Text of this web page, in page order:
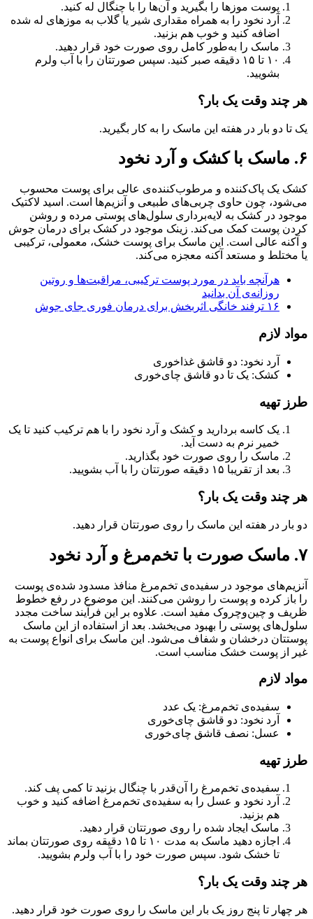
پوست موزها را بگیرید و آن‌ها را با چنگال له کنید.
آرد نخود را به همراه مقداری شیر یا گلاب به موزهای له شده
اضافه کنید و خوب هم بزنید.
ماسک را به‌طور کامل روی صورت خود قرار دهید.
۱۰ تا ۱۵ دقیقه صبر کنید. سپس صورتتان را با آب ولرم
بشویید.
هر چند وقت یک بار؟
یک تا دو بار در هفته این ماسک را به کار بگیرید.
۶. ماسک با کشک و آرد نخود
کشک یک پاک‌کننده‌ و مرطوب‌کننده‌ی عالی برای پوست محسوب
می‌شود، چون حاوی چربی‌های طبیعی و آنزیم‌ها است. اسید لاکتیک
موجود در کشک به لایه‌برداری سلول‌های پوستی مرده و روشن
کردن پوست کمک می‌کند. زینک موجود در کشک برای درمان جوش
و آکنه عالی است. این ماسک برای پوست خشک، معمولی، ترکیبی
یا مختلط و مستعد آکنه معجزه می‌کند.
هرآنچه باید در مورد پوست ترکیبی، مراقبت‌ها و روتین
روزانه‌‌ی آن بدانید
۱۶ ترفند خانگی اثربخش برای درمان فوری جای جوش
مواد لازم
آرد نخود: دو قاشق غذاخوری
کشک: یک تا دو قاشق چای‌خوری
طرز تهیه
یک کاسه بردارید و کشک و آرد نخود را با هم ترکیب کنید تا یک
خمیر نرم به دست آید.
ماسک را روی صورت خود بگذارید.
بعد از تقریبا ۱۵ دقیقه صورتتان را با آب بشویید.
هر چند وقت یک بار؟
دو بار در هفته این ماسک را روی صورتتان قرار دهید.
۷. ماسک صورت با تخم‌مرغ و آرد نخود
آنزیم‌های موجود در سفیده‌ی تخم‌مرغ منافذ مسدود شده‌ی پوست
را باز کرده و پوست را روشن می‌کنند. این موضوع در رفع خطوط
ظریف و چین‌وچروک مفید است. علاوه بر این فرآیند ساخت مجدد
سلول‌های پوستی را بهبود می‌بخشد. بعد از استفاده از این ماسک
پوستتان درخشان و شفاف می‌شود. این ماسک برای انواع پوست به
غیر از پوست خشک مناسب است.
مواد لازم
سفیده‌ی تخم‌مرغ: یک عدد
آرد نخود: دو قاشق چای‌خوری
عسل: نصف قاشق چا‌ی‌خوری
طرز تهیه
سفیده‌ی تخم‌مرغ را آن‌قدر با چنگال بزنید تا کمی پف کند.
آرد نخود و عسل را به سفیده‌ی تخم‌مرغ اضافه کنید و خوب
هم بزنید.
ماسک ایجاد شده را روی صورتتان قرار دهید.
اجازه دهید ماسک به مدت ۱۰ تا ۱۵ دقیقه روی صورتتان بماند
تا خشک شود. سپس صورت خود را با آب ولرم بشویید.
هر چند وقت یک بار؟
هر چهار تا پنج روز یک بار این ماسک را روی صورت خود قرار دهید.